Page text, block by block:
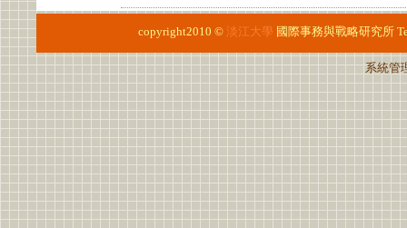
copyright2010 © 淡江大學 國際事務與戰略研究所
系統管